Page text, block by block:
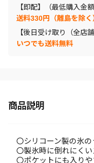
【即配】（最低購入金
送料330円（離島を除
【後日受け取り（全店舗
いつでも送料無料
商品説明
〇シリコーン製の氷の
〇製氷時に倒れにくい
〇ポケットにも入りや